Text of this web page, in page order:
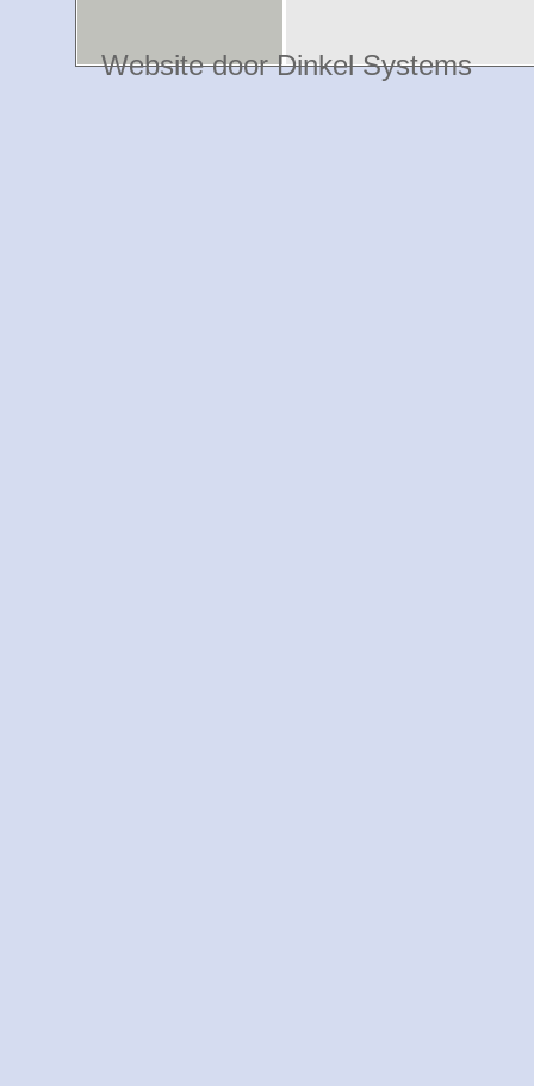
Website door Dinkel Systems